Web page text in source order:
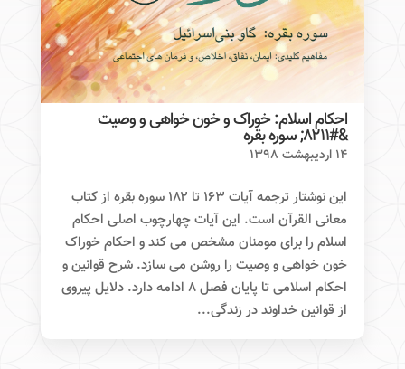
احکام اسلام: خوراک و خون خواهی و وصیت
&#۸۲۱۱; سوره بقره
۱۴ اردیبهشت ۱۳۹۸
این نوشتار ترجمه آیات ۱۶۳ تا ۱۸۲ سوره بقره از کتاب
معانی القرآن است. این آیات چهارچوب اصلی احکام
اسلام را برای مومنان مشخص می کند و احکام خوراک
خون خواهی و وصیت را روشن می سازد. شرح قوانین و
احکام اسلامی تا پایان فصل ۸ ادامه دارد. دلایل پیروی
از قوانین خداوند در زندگی...